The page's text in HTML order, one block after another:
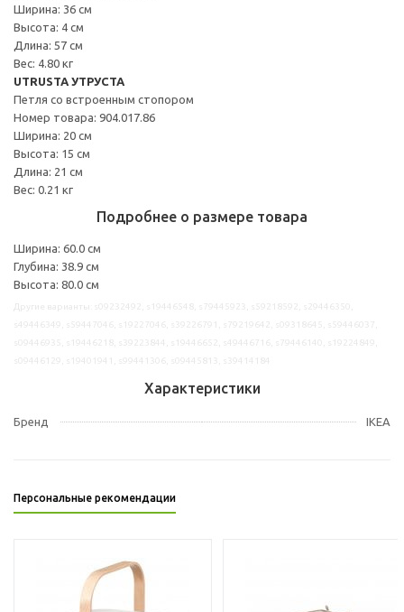
Ширина: 36 см
Высота: 4 см
Длина: 57 см
Вес: 4.80 кг
UTRUSTA УТРУСТА
Петля со встроенным стопором
Номер товара: 904.017.86
Ширина: 20 см
Высота: 15 см
Длина: 21 см
Вес: 0.21 кг
Подробнее о размере товара
Ширина: 60.0 см
Глубина: 38.9 см
Высота: 80.0 см
Характеристики
Бренд IKEA
Персональные рекомендации